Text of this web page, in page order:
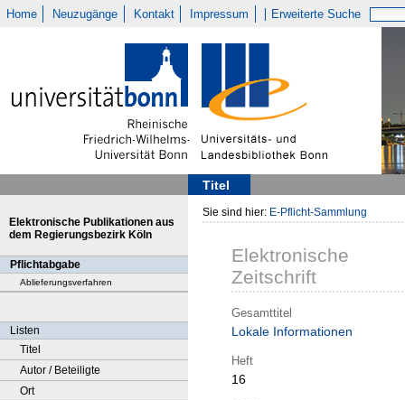
Home Neuzugänge Kontakt Impressum Erweiterte Suche
Titel
Elektronische Publikationen aus
dem Regierungsbezirk Köln
Pflichtabgabe
Ablieferungsverfahren
Listen
Titel
Autor / Beteiligte
Ort
Sie sind hier: E-Pflicht-Sammlung
Elektronische
Zeitschrift
Gesamttitel
Lokale Informationen
Heft
16